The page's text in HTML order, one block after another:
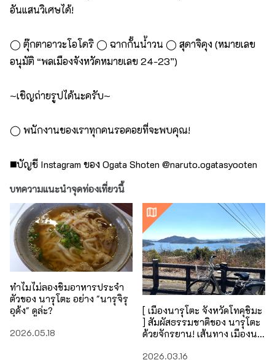
อันแสนวิเศษได้!
◯ ตุ๊กตาอาวะโอโดริ ◯ ฉากกั้นน้ำวน ◯ สุดาจิคุง (หมายเลข
อนุมัติ “พลเมืองจังหวัดหมายเลข 24-23”)
~เชิญถ่ายรูปได้นะครับ~
◯ พนักงานของเราทุกคนรอคอยที่จะพบคุณ!
◼️บัญชี Instagram ของ Ogata Shoten @naruto.ogatasyooten
บทความแนะนำจุดท่องเที่ยวนี้
ทำไมไม่ลองชิมอาหารประจำ
ตัวของ นารุโตะ อย่าง "นารุจิรุ
อุด้ง" ดูล่ะ?
2026.05.18
[ เมืองนารุโตะ จังหวัดโทคุชิมะ
] สัมผัสธรรมชาติของ นารุโตะ
ด้วยจักรยาน! เส้นทาง เมืองนา
2026.03.16